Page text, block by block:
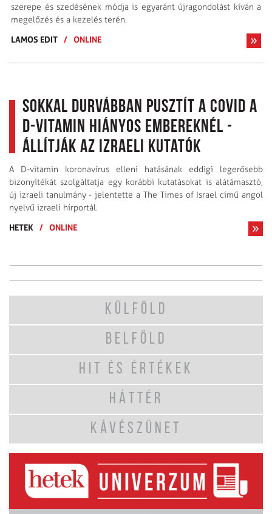
szerepe és szedésének módja is egyaránt újragondolást kíván a
megelőzés és a kezelés terén.
LAMOS EDIT / ONLINE
Sokkal durvábban pusztít a Covid a
D-vitamin hiányos embereknél -
állítják az izraeli kutatók
A D-vitamin koronavírus elleni hatásának eddigi legerősebb
bizonyítékát szolgáltatja egy korábbi kutatásokat is alátámasztó,
új izraeli tanulmány - jelentette a The Times of Israel című angol
nyelvű izraeli hírportál.
HETEK
/ ONLINE
KÜLFÖLD
BELFÖLD
HIT ÉS ÉRTÉKEK
HÁTTÉR
KÁVÉSZÜNET